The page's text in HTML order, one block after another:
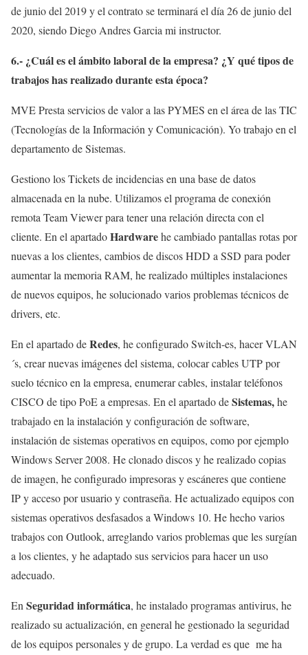
de junio del 2019 y el contrato se terminará el día 26 de junio del
2020, siendo Diego Andres Garcia mi instructor.
6.- ¿Cuál es el ámbito laboral de la empresa? ¿Y qué tipos de
trabajos has realizado durante esta época?
MVE Presta servicios de valor a las PYMES en el área de las TIC
(Tecnologías de la Información y Comunicación). Yo trabajo en el
departamento de Sistemas.
Gestiono los Tickets de incidencias en una base de datos
almacenada en la nube. Utilizamos el programa de conexión
remota Team Viewer para tener una relación directa con el
cliente. En el apartadoHardwarehe cambiado pantallas rotas por
nuevas a los clientes, cambios de discos HDD a SSD para poder
aumentar la memoria RAM, he realizado múltiples instalaciones
de nuevos equipos, he solucionado varios problemas técnicos de
drivers, etc.
En el apartado deRedes, he configurado Switch-es, hacer VLAN
´s, crear nuevas imágenes del sistema, colocar cables UTP por
suelo técnico en la empresa, enumerar cables, instalar teléfonos
CISCO de tipo PoE a empresas. En el apartado deSistemas,he
trabajado en la instalación y configuración de software,
instalación de sistemas operativos en equipos, como por ejemplo
Windows Server 2008. He clonado discos y he realizado copias
de imagen, he configurado impresoras y escáneres que contiene
IP y acceso por usuario y contraseña. He actualizado equipos con
sistemas operativos desfasados a Windows 10. He hecho varios
trabajos con Outlook, arreglando varios problemas que les surgían
a los clientes, y he adaptado sus servicios para hacer un uso
adecuado.
En Seguridad informática, he instalado programas antivirus, he
realizado su actualización, en general he gestionado la seguridad
de los equipos personales y de grupo. La verdad es que me ha